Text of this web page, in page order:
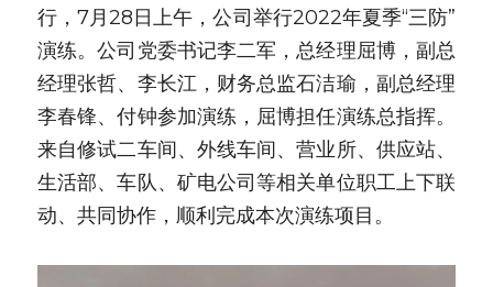
联系我们
搜索
行，7月28日上午，公司举行2022年夏季“三防”
演练。公司党委书记李二军，总经理屈博，副总
经理张哲、李长江，财务总监石洁瑜，副总经理
李春锋、付钟参加演练，屈博担任演练总指挥。
来自修试二车间、外线车间、营业所、供应站、
生活部、车队、矿电公司等相关单位职工上下联
动、共同协作，顺利完成本次演练项目。